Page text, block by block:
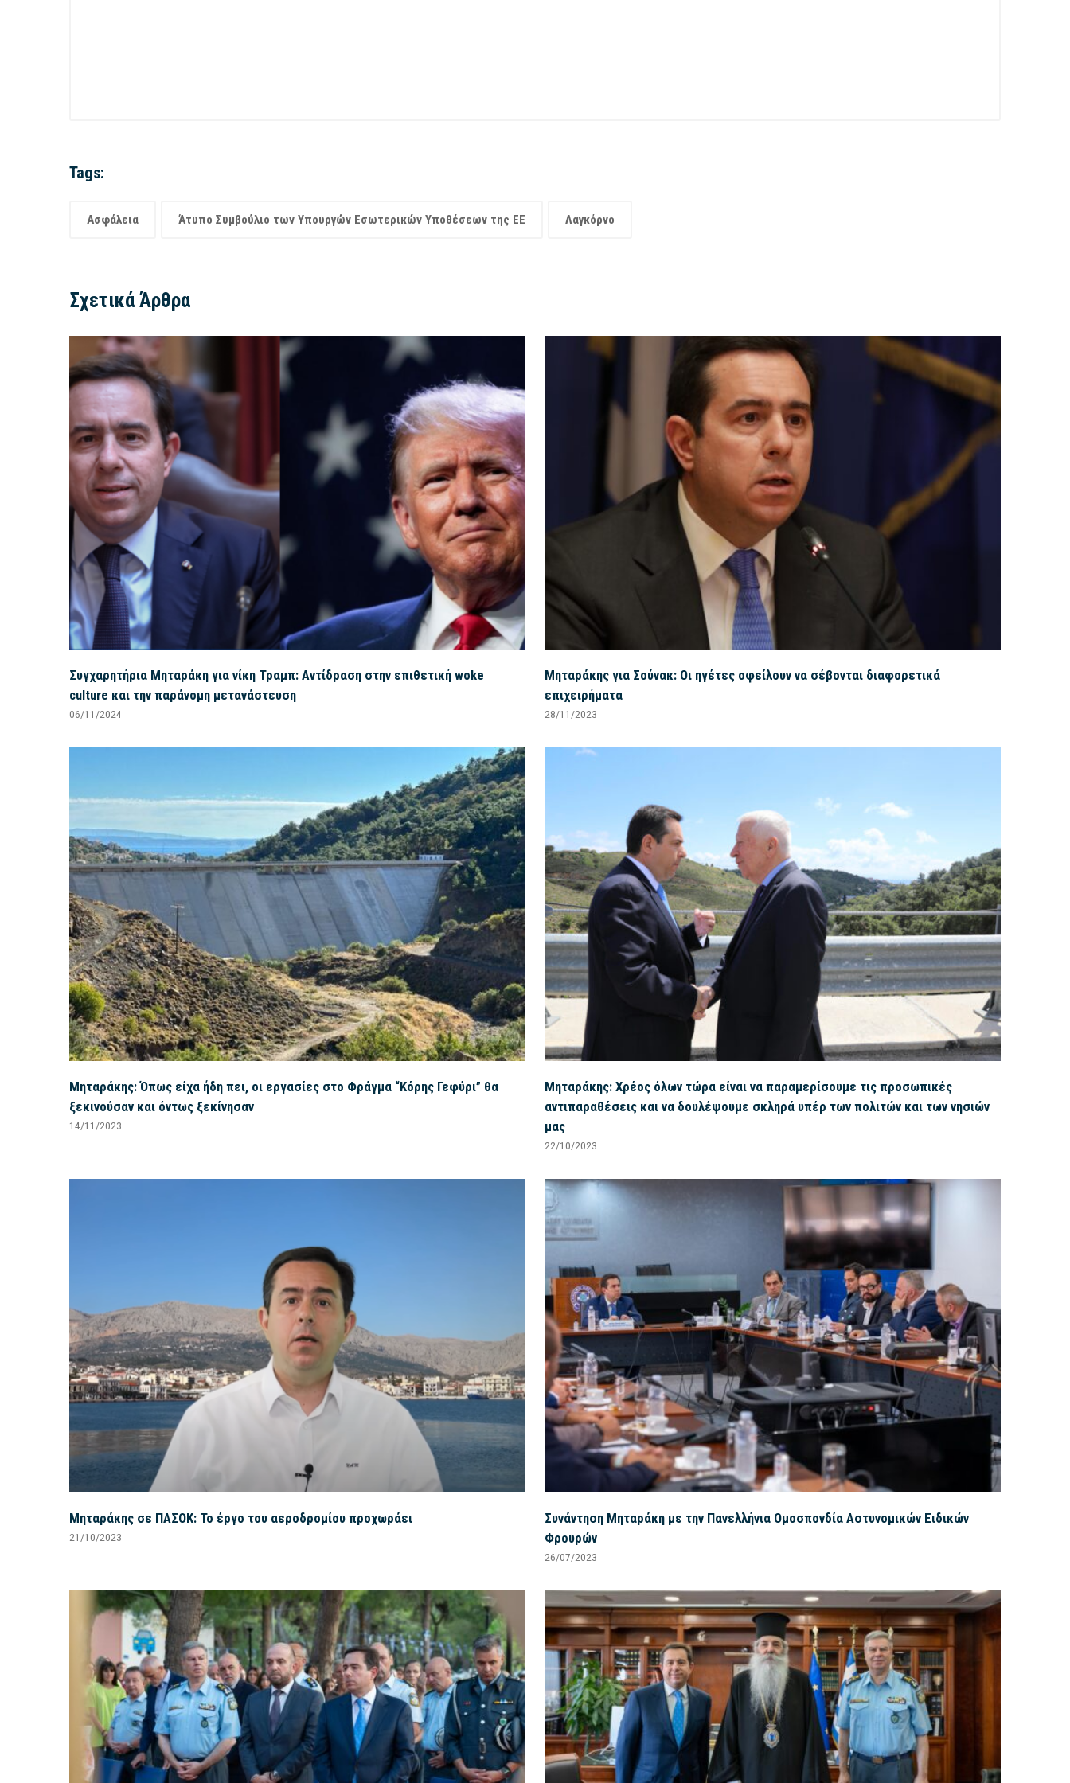
Tags:
Ασφάλεια Άτυπο Συμβούλιο των Υπουργών Εσωτερικών Υποθέσεων της ΕΕ Λαγκόρνο
Σχετικά Άρθρα
Συγχαρητήρια Μηταράκη για νίκη Τραμπ: Αντίδραση στην επιθετική woke
culture και την παράνομη μετανάστευση
06/11/2024
Μηταράκης για Σούνακ: Οι ηγέτες οφείλουν να σέβονται διαφορετικά
επιχειρήματα
28/11/2023
Μηταράκης: Όπως είχα ήδη πει, οι εργασίες στο Φράγμα “Κόρης Γεφύρι” θα
ξεκινούσαν και όντως ξεκίνησαν
14/11/2023
Μηταράκης: Χρέος όλων τώρα είναι να παραμερίσουμε τις προσωπικές
αντιπαραθέσεις και να δουλέψουμε σκληρά υπέρ των πολιτών και των νησιών
μας
22/10/2023
Μηταράκης σε ΠΑΣΟΚ: Το έργο του αεροδρομίου προχωράει
21/10/2023
Συνάντηση Μηταράκη με την Πανελλήνια Ομοσπονδία Αστυνομικών Ειδικών
Φρουρών
26/07/2023